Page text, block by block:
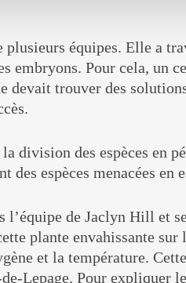
équipes. Elle a
embryons. Pour cela,
devait trouver des
division des espèces en
espèces menacées en
l’équipe de Jaclyn Hill et
plante envahissante
et la température.
Lepage. Pour